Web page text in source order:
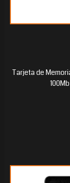
Tarjeta de